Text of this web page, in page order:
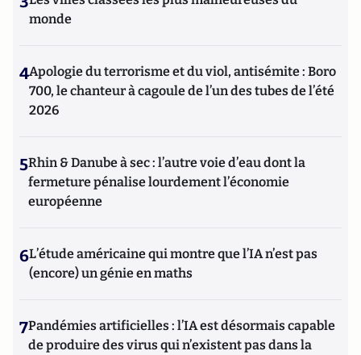
monde
4Apologie du terrorisme et du viol, antisémite : Boro
700, le chanteur à cagoule de l’un des tubes de l’été
2026
5Rhin & Danube à sec : l’autre voie d’eau dont la
fermeture pénalise lourdement l’économie
européenne
6L’étude américaine qui montre que l’IA n’est pas
(encore) un génie en maths
7Pandémies artificielles : l’IA est désormais capable
de produire des virus qui n’existent pas dans la